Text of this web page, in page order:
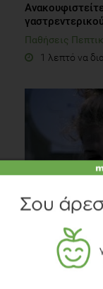
Παθήσεις
1 λεπτό να
Ψυχογενής
Ψυχολογία